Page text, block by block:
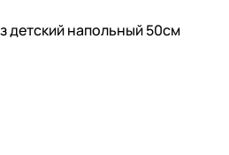
детский напольный 50см